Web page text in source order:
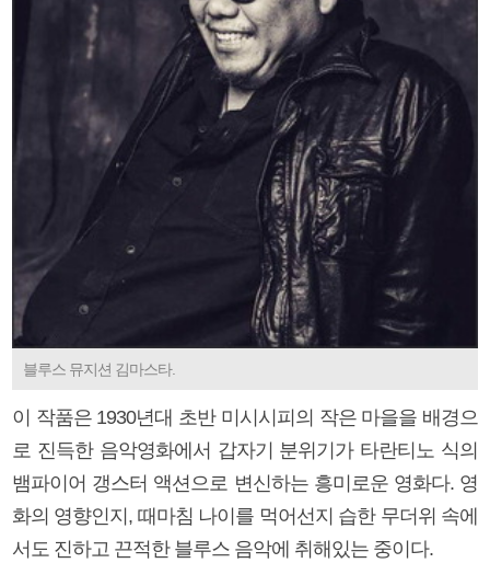
블루스 뮤지션 김마스타.
이 작품은 1930년대 초반 미시시피의 작은 마을을 배경으
로 진득한 음악영화에서 갑자기 분위기가 타란티노 식의
뱀파이어 갱스터 액션으로 변신하는 흥미로운 영화다. 영
화의 영향인지, 때마침 나이를 먹어선지 습한 무더위 속에
서도 진하고 끈적한 블루스 음악에 취해있는 중이다.